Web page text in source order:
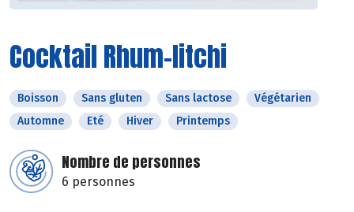
Cocktail Rhum-litchi
Boisson Sans gluten Sans lactose
Végétarien
Automne
Eté Hiver Printemps
Nombre de personnes
6 personnes